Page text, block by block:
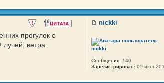
прогулок с
ветра
nickki
nickki
Сообщения: 140
Зарегистрирован: 05 июл